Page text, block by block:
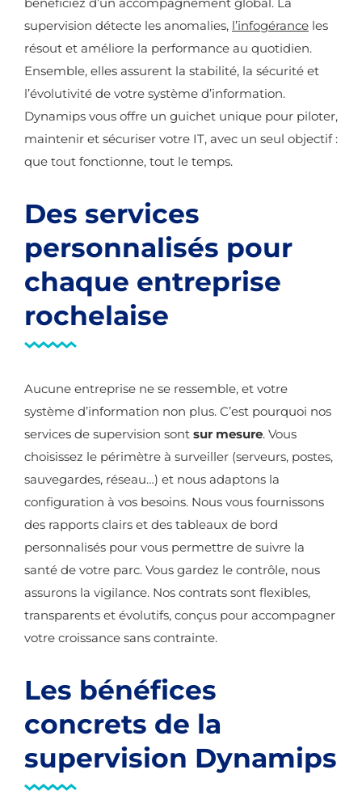
supervision détecte les anomalies, l’infogérance les
résout et améliore la performance au quotidien.
Ensemble, elles assurent la stabilité, la sécurité et
l’évolutivité de votre système d’information.
Dynamips vous offre un guichet unique pour piloter,
maintenir et sécuriser votre IT, avec un seul objectif :
que tout fonctionne, tout le temps.
Des services
personnalisés pour
chaque entreprise
rochelaise
Aucune entreprise ne se ressemble, et votre
système d’information non plus. C’est pourquoi nos
services de supervision sont sur mesure. Vous
choisissez le périmètre à surveiller (serveurs, postes,
sauvegardes, réseau…) et nous adaptons la
configuration à vos besoins. Nous vous fournissons
des rapports clairs et des tableaux de bord
personnalisés pour vous permettre de suivre la
santé de votre parc. Vous gardez le contrôle, nous
assurons la vigilance. Nos contrats sont flexibles,
transparents et évolutifs, conçus pour accompagner
votre croissance sans contrainte.
Les bénéfices
concrets de la
supervision Dynamips